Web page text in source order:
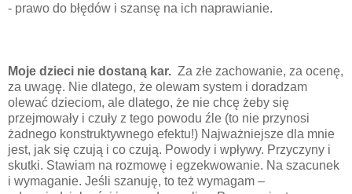
- prawo do błędów i szansę na ich naprawianie.
Moje dzieci nie dostaną kar. Za złe zachowanie, za ocenę,
za uwagę. Nie dlatego, że olewam system i doradzam
olewać dzieciom, ale dlatego, że nie chcę żeby się
przejmowały i czuły z tego powodu źle (to nie przynosi
żadnego konstruktywnego efektu!) Najważniejsze dla mnie
jest, jak się czują i co czują. Powody i wpływy. Przyczyny i
skutki. Stawiam na rozmowę i egzekwowanie. Na szacunek
i wymaganie. Jeśli szanuję, to też wymagam –